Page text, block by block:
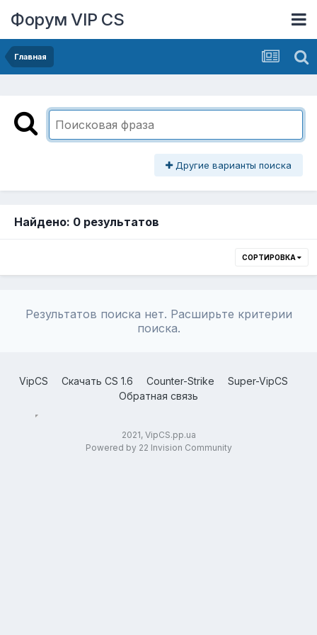
Форум VIP CS
Главная
Другие варианты поиска
Найдено: 0 результатов
СОРТИРОВКА
Результатов поиска нет. Расширьте критерии
поиска.
VipCS Скачать CS 1.6 Counter-Strike
Super-VipCS
Обратная связь
2021, VipCS.pp.ua
Powered by 22 Invision Community